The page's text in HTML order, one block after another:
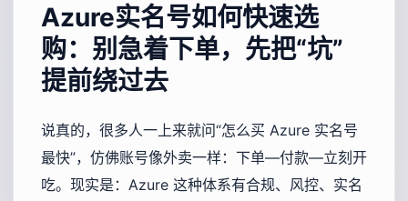
Azure实名号如何快速选
购：别急着下单，先把“坑”
提前绕过去
说真的，很多人一上来就问“怎么买 Azure 实名号
最快”，仿佛账号像外卖一样：下单—付款—立刻开
吃。现实是：Azure 这种体系有合规、风控、实名